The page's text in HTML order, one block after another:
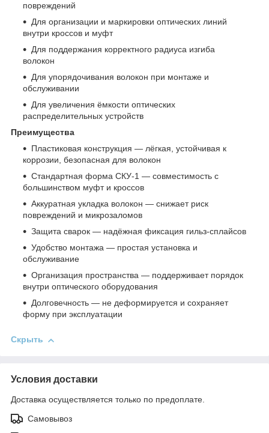
повреждений
Для организации и маркировки оптических линий
внутри кроссов и муфт
Для поддержания корректного радиуса изгиба
волокон
Для упорядочивания волокон при монтаже и
обслуживании
Для увеличения ёмкости оптических
распределительных устройств
Преимущества
Пластиковая конструкция — лёгкая, устойчивая к
коррозии, безопасная для волокон
Стандартная форма СКУ‑1 — совместимость с
большинством муфт и кроссов
Аккуратная укладка волокон — снижает риск
повреждений и микрозаломов
Защита сварок — надёжная фиксация гильз‑сплайсов
Удобство монтажа — простая установка и
обслуживание
Организация пространства — поддерживает порядок
внутри оптического оборудования
Долговечность — не деформируется и сохраняет
форму при эксплуатации
Скрыть
Условия доставки
Доставка осуществляется только по предоплате.
Самовывоз